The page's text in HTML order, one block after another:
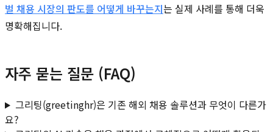
벌 채용 시장의 판도를 어떻게 바꾸는지는 실제 사례를 통해 더욱
명확해집니다.
자주 묻는 질문 (FAQ)
그리팅(greetinghr)은 기존 해외 채용 솔루션과 무엇이 다른가
요?